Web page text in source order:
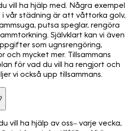
vill ha hjälp med. Några exempel
i vår städning är att våttorka golv,
putsa speglar, rengöra
Självklart kan vi även
som ugnsrengöring,
och mycket mer. Tillsammans
för vad du vill ha rengjort och
vi också upp tillsammans.
vill ha hjälp av oss– varje vecka,